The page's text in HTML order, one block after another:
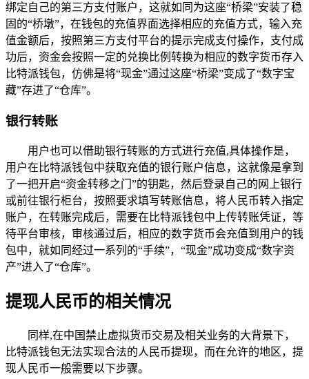
绑定自己的第三方支付账户，这就如同为这座“桥梁”安装了稳
固的“桥墩”，在钱包的充值界面选择相应的充值方式，输入充
值金额后，按照第三方支付平台的提示完成支付操作，支付成
功后，资金会按照一定的兑换比例转换为相应的数字货币存入
比特派钱包，仿佛是将“现金”通过这座“桥梁”变成了“数字宝
藏”存进了“仓库”。
银行转账
用户也可以借助银行转账的方式进行充值,具体操作是，
用户在比特派钱包中获取充值的银行账户信息，这就像是拿到
了一把开启“资金转移之门”的钥匙，然后登录自己的网上银行
或前往银行柜台，按照要求填写转账信息，将人民币转入指定
账户，在转账完成后，需要在比特派钱包中上传转账凭证，等
待平台审核，审核通过后，相应的数字货币会充值到用户的钱
包中，就如同经过一系列的“手续”，“现金”成功变成“数字资
产”进入了“仓库”。
提现人民币的相关情况
同样,在中国禁止虚拟货币交易及相关业务的大背景下，
比特派钱包无法实现合法的人民币提现，而在允许的地区，提
现人民币一般需要以下步骤。